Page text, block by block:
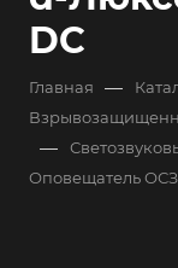
DC
Главная —
—
Оповещатель